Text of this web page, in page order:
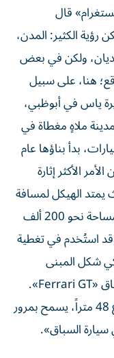
قال
رؤية الكثير: المدن،
ولكن في بعض
هنا، على سبيل
ياس في أبوظبي،
ملاهٍ مغطاة في
بدأ بناؤها عام
نوفمبر 2010، ولكن الأمر الأكثر إثارة
يمتد الهيكل لمسافة
700 متر من الحافّة إلى الحافّة، ويغطي مساحة نحو 200 ألف
كرة قدم. وقد استُخدم في تغطية
شكل المبنى
الانسيابية الديناميكية الهوائية سيارة السباق «Ferrari GT».
وفي المنتصف، يوجد قمع زجاجي بارتفاع 48 متراً، يسمح بمرور
السباق».